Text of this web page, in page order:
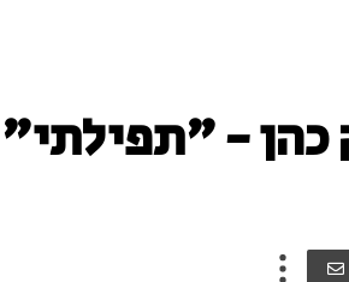
כהן - "תפילתי"